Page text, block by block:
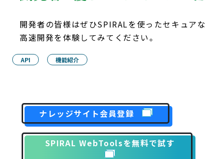
開発者の皆様はぜひSPIRALを使ったセキュアな
高速開発を体験してみてください。
API 機能紹介
ナレッジサイト会員登録
SPIRAL WebToolsを無料で試す